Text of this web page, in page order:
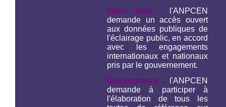
Open data : l'ANPCEN
demande un accès ouvert
aux données publiques de
l'éclairage public, en accord
avec les engagements
internationaux et nationaux
pris par le gouvernement.
Gouvernance :
l'ANPCEN
demande à participer à
l'élaboration de tous les